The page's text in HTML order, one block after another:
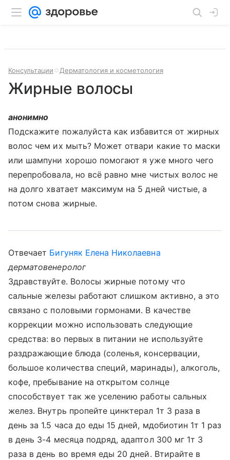
Консультации Дерматология и косметология
Жирные волосы
анонимно
Подскажите пожалуйста как избавится от жирных
волос чем их мыть? Может отвари какие то маски
или шампуни хорошо помогают я уже много чего
перепробовала, но всё равно мне чистых волос не
на долго хватает максимум на 5 дней чистые, а
потом снова жирные.
Отвечает Бигуняк Елена Николаевна
дерматовенеролог
Здравствуйте. Волосы жирные потому что
сальные железы работают слишком активно, а это
связано с половыми гормонами. В качестве
коррекции можно использовать следующие
средства: во первых в питании не используйте
раздражающие блюда (соленья, консервации,
большое количества специй, маринады), алкоголь,
кофе, пребывание на открытом солнце
способствует так же уселению работы сальных
желез. Внутрь пропейте цинктерал 1т 3 раза в
день за 1.5 часа до еды 15 дней, мдобиотин 1т 1 раз
в день 3-4 месяца подряд, адаптол 300 мг 1т 3
раза в день во время еды 20 дней. Втирайте в